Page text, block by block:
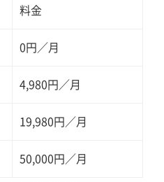
料金
0円／月
4,980円／月
19,980円／月
50,000円／月